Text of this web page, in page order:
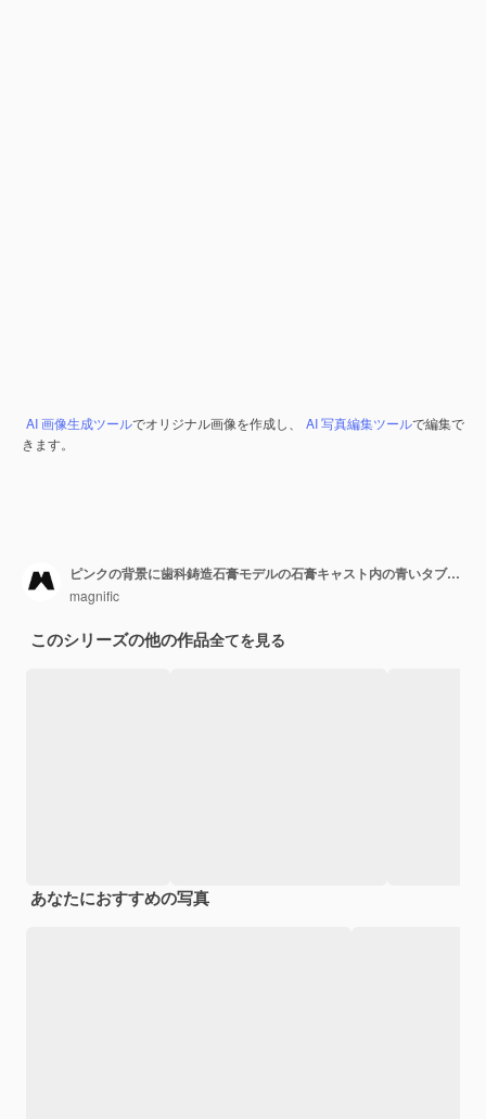
AI 画像生成ツールでオリジナル画像を作成し、 AI 写真編集ツールで編集で
きます。
ピンクの背景に歯科鋳造石膏モデルの石膏キャスト内の青いタブレット
magnific
このシリーズの他の作品全てを見る
あなたにおすすめの写真